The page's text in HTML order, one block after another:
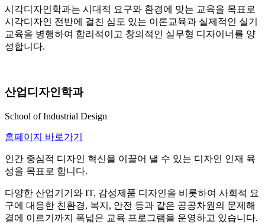
시각디자인학과는 시대적 요구와 환경에 맞는 교육을 목표로
시각디자인 전반에 걸친 심도 있는 이론교육과 실제적인 실기
교육을 병행하여 합리적이고 창의적인 실무형 디자이너를 양
성합니다.
산업디자인학과
School of Industrial Design
홈페이지 바로가기
인간 중심적 디자인 혁신을 이끌어 낼 수 있는 디자인 인재 육
성을 목표로 합니다.
다양한 산업기기와 IT, 감성제품 디자인을 비롯하여 사회적 요
구에 대응한 친환경, 복지, 안전 등과 같은 공공차원의 문제해
결에 이르기까지 폭넓은 교육 프로그램을 운영하고 있습니다.